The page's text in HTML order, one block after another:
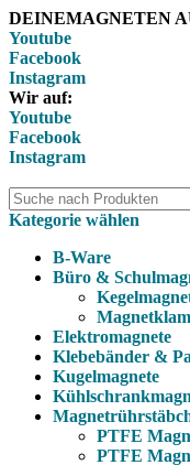
DEINEMAGNETEN
Youtube
Facebook
Instagram
Wir auf:
Youtube
Facebook
Instagram
Kategorie wählen
B-Ware
Büro &
Elektromagnete
Klebebänder &
Kugelmagnete
PTFE
PTFE